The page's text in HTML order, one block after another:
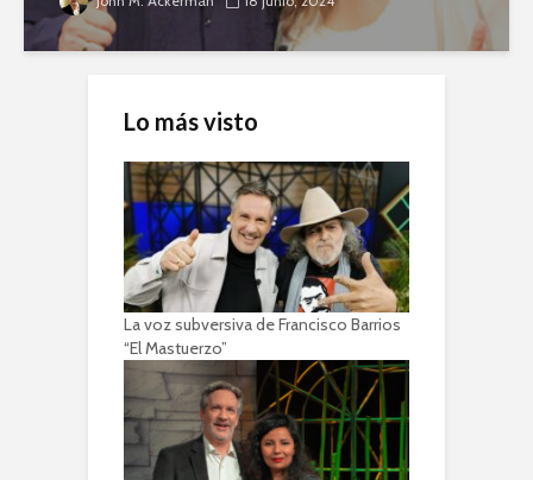
Lo más visto
La voz subversiva de Francisco Barrios
“El Mastuerzo”